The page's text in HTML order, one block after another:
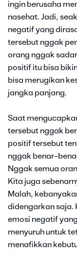
ingin berusaha
nasehat. Jadi,
negatif yang
tersebut nggak
orang nggak
positif itu bisa
bisa merugikan
jangka panjang.
Saat
tersebut nggak
positif tersebut
nggak benar-
Nggak semua
Kita juga
Malah,
didengarkan saja.
emosi negatif
menyuruh untuk
menafikkan